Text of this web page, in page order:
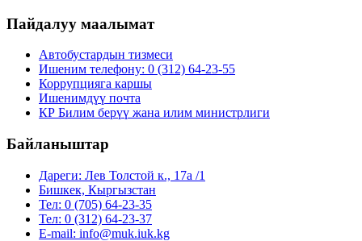
Пайдалуу маалымат
Автобустардын тизмеси
Ишеним телефону: 0 (312) 64-23-55
Коррупцияга каршы
Ишенимдүү почта
КР Билим берүү жана илим министрлиги
Байланыштар
Дареги: Лев Толстой к., 17а /1
Бишкек, Кыргызстан
Тел: 0 (705) 64-23-35
Тел: 0 (312) 64-23-37
E-mail: info@muk.iuk.kg